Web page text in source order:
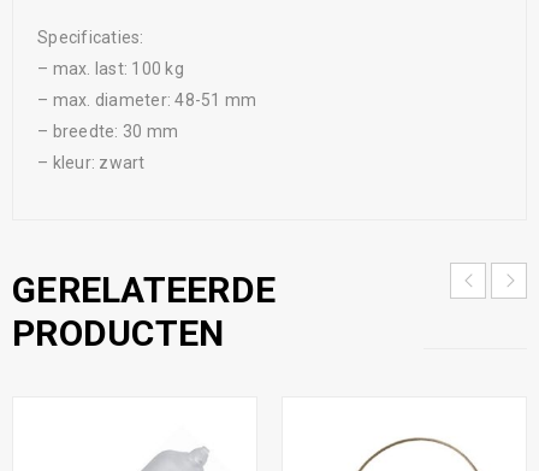
Specificaties:
– max. last: 100 kg
– max. diameter: 48-51 mm
– breedte: 30 mm
– kleur: zwart
GERELATEERDE
PRODUCTEN